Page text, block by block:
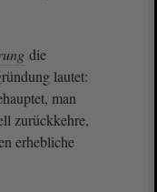
die
lautet:
man
zurückkehre,
erhebliche